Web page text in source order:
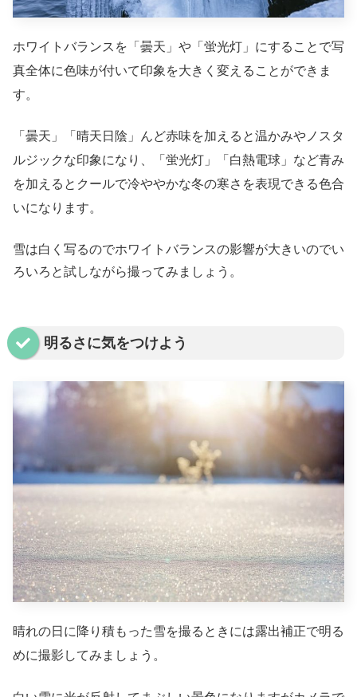
ホワイトバランスを「曇天」や「蛍光灯」にすることで写
真全体に色味が付いて印象を大きく変えることができま
す。
「曇天」「晴天日陰」んど赤味を加えると温かみやノスタ
ルジックな印象になり、「蛍光灯」「白熱電球」など青み
を加えるとクールで冷ややかな冬の寒さを表現できる色合
いになります。
雪は白く写るのでホワイトバランスの影響が大きいのでい
ろいろと試しながら撮ってみましょう。
明るさに気をつけよう
晴れの日に降り積もった雪を撮るときには露出補正で明る
めに撮影してみましょう。